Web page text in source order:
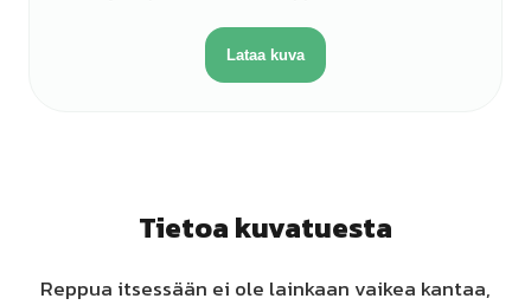
Lataa kuva
Tietoa kuvatuesta
Reppua itsessään ei ole lainkaan vaikea kantaa,